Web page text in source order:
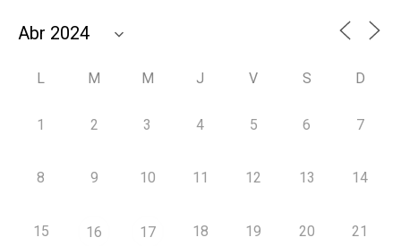
L M M J V S D
1 2 3 4 5 6 7
8 9 10 11 12 13 14
15 16 17 18 19 20 21